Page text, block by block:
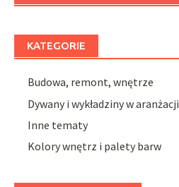
KATEGORIE
Budowa, remont, wnętrze
Dywany i wykładziny w aranżacji
Inne tematy
Kolory wnętrz i palety barw